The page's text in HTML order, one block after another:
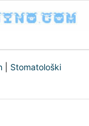
Stomatološki